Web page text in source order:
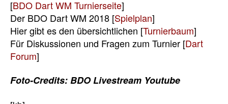
[BDO Dart WM Turnierseite]
Der BDO Dart WM 2018 [Spielplan]
Hier gibt es den übersichtlichen [Turnierbaum]
Für Diskussionen und Fragen zum Turnier [Dart
Forum]
Foto-Credits: BDO Livestream Youtube